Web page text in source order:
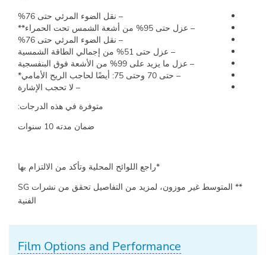
– نقل الضوء المرئي حتى 76%
– عزل حتى 95% من أشعة الشمس تحت الحمراء**
– نقل الضوء المرئي حتى 76%
– عزل حتى 51% من إجمالي الطاقة الشمسية
– عزل ما يزيد على 99% من الأشعة فوق البنفسجية
– حتى 70 وحتى 75: أيضًا لحاجب الريح الأمامي*
– لا تحجب الإشارة
متوفرة في هذه الدرجات:
ضمان مدته سنوات
*راجع اللوائح المحلية وتأكد من الالتزام بها
** المتوسط غير موزون، لمزيد من التفاصيل تحقق من نشرات
الفنية
Film Options and Performance